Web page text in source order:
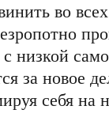
во
низкой
за новое
себя на